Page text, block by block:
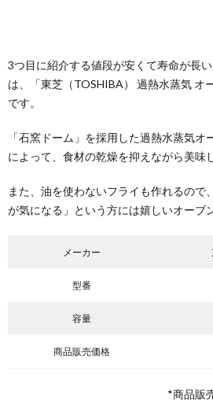
3つ目に紹介する値段が安くて寿命が長
は、「東芝（TOSHIBA） 過熱水蒸気 オ
です。
「石窯ドーム」を採用した過熱水蒸気
によって、食材の乾燥を抑えながら美味
また、油を使わないフライも作れるので
が気になる」という方には嬉しいオーブ
メーカー
型番
容量
商品販売価格
*商品販